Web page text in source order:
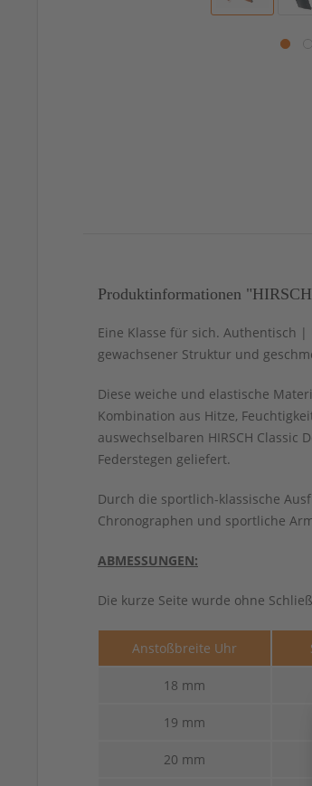
Produktinformationen
Eine Klasse für sich. Authentisch
gewachsener Struktur und
Diese weiche und elastische
Kombination aus Hitze,
auswechselbaren HIRSCH
Federstegen geliefert.
Durch die sportlich-klassische
Chronographen und sportliche
ABMESSUNGEN:
Die kurze Seite wurde ohne
Anstoßbreite Uhr
18 mm
19 mm
20 mm